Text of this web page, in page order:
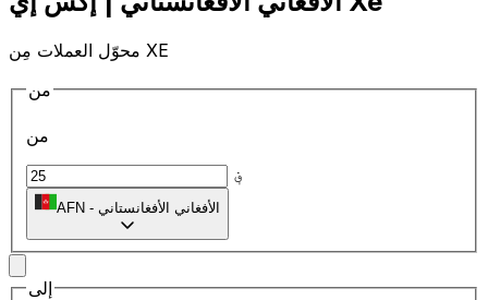
محوّل العملات مِن XE
من
من
؋
AFN - الأفغاني الأفغانستاني
إلى